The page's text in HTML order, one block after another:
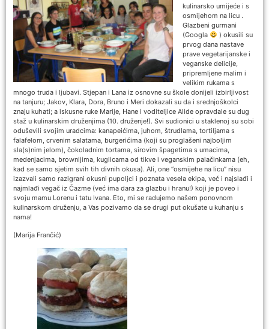
kulinarsko umijeće i s
osmijehom na licu .
Glazbeni gurmani
(Googla
) okusili su
prvog dana nastave
prave vegetarijanske i
veganske delicije,
pripremljene malim i
velikim rukama s
mnogo truda i ljubavi. Stjepan i Lana iz osnovne su škole donijeli izbirljivost
na tanjuru; Jakov, Klara, Dora, Bruno i Meri dokazali su da i srednjoškolci
znaju kuhati; a iskusne ruke Marije, Hane i voditeljice Alide opravdale su dug
staž u kulinarskim druženjima (10. druženje!). Svi sudionici u staklenoj su sobi
oduševili svojim uradcima: kanapeićima, juhom, štrudlama, tortiljama s
falafelom, crvenim salatama, burgerićima (koji su proglašeni najboljim
sla(s)nim jelom), čokoladnim tortama, sirovim špagetima s umacima,
medenjacima, brownijima, kuglicama od tikve i veganskim palačinkama (eh,
kad se samo sjetim svih tih divnih okusa). Ali, one “osmijehe na licu” nisu
izazvali samo razigrani okusni pupoljci i poznata vesela ekipa, već i najslađi i
najmlađi vegač iz Čazme (već ima dara za glazbu i hranu!) koji je poveo i
svoju mamu Lorenu i tatu Ivana. Eto, mi se radujemo našem ponovnom
kulinarskom druženju, a Vas pozivamo da se drugi put okušate u kuhanju s
nama!
(Marija Frančić)